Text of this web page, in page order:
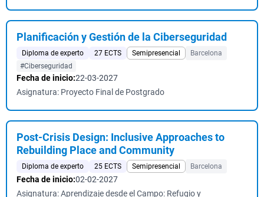
Planificación y Gestión de la Ciberseguridad
Diploma de experto 27 ECTS Semipresencial
Barcelona
#Ciberseguridad
Fecha de inicio:22-03-2027
Asignatura: Proyecto Final de Postgrado
Post-Crisis Design: Inclusive Approaches to
Rebuilding Place and Community
Diploma de experto 25 ECTS Semipresencial Barcelona
Fecha de inicio:02-02-2027
Asignatura: Aprendizaje desde el Campo: Refugio y